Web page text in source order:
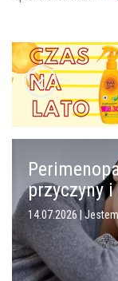
przyczyny
14.07.2026 |